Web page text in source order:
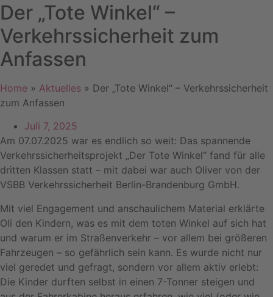
Der „Tote Winkel“ –
Verkehrssicherheit zum
Anfassen
Home » Aktuelles » Der „Tote Winkel“ – Verkehrssicherheit
zum Anfassen
Juli 7, 2025
Am 07.07.2025 war es endlich so weit: Das spannende
Verkehrssicherheitsprojekt „Der Tote Winkel“ fand für alle
dritten Klassen statt – mit dabei war auch Oliver von der
VSBB Verkehrssicherheit Berlin-Brandenburg GmbH.
Mit viel Engagement und anschaulichem Material erklärte
Oli den Kindern, was es mit dem toten Winkel auf sich hat
und warum er im Straßenverkehr – vor allem bei größeren
Fahrzeugen – so gefährlich sein kann. Es wurde nicht nur
viel geredet und gefragt, sondern vor allem aktiv erlebt:
Die Kinder durften selbst in einen 7-Tonner steigen und